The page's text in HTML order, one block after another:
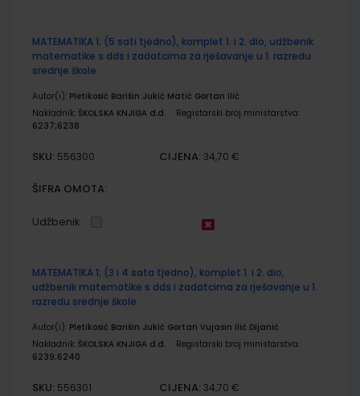
MATEMATIKA 1; (5 sati tjedno), komplet 1. i 2. dio, udžbenik
matematike s dds i zadatcima za rješavanje u 1. razredu
srednje škole
Autor(i): Pletikosić Barišin Jukić Matić Gortan Ilić
Nakladnik: ŠKOLSKA KNJIGA d.d.
Registarski broj ministarstva:
6237;6238
SKU: 556300 CIJENA: 34,70 €
ŠIFRA OMOTA:
Udžbenik
MATEMATIKA 1; (3 i 4 sata tjedno), komplet 1. i 2. dio,
udžbenik matematike s dds i zadatcima za rješavanje u 1.
razredu srednje škole
Autor(i): Pletikosić Barišin Jukić Gortan Vujasin Ilić Dijanić
Nakladnik: ŠKOLSKA KNJIGA d.d.
Registarski broj ministarstva:
6239;6240
SKU: 556301 CIJENA: 34,70 €